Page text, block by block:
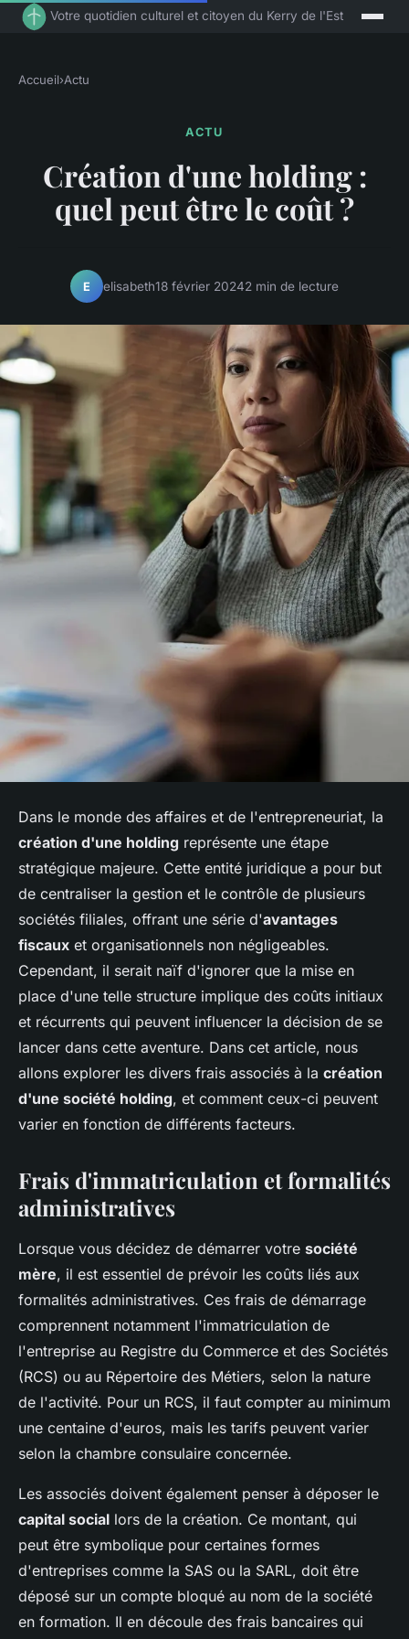
Votre quotidien culturel et citoyen du Kerry de l'Est
Accueil›Actu
ACTU
Création d'une holding :
quel peut être le coût ?
E elisabeth18 février 20242 min de lecture
Dans le monde des affaires et de l'entrepreneuriat, la
création d'une holding représente une étape
stratégique majeure. Cette entité juridique a pour but
de centraliser la gestion et le contrôle de plusieurs
sociétés filiales, offrant une série d'avantages
fiscaux et organisationnels non négligeables.
Cependant, il serait naïf d'ignorer que la mise en
place d'une telle structure implique des coûts initiaux
et récurrents qui peuvent influencer la décision de se
lancer dans cette aventure. Dans cet article, nous
allons explorer les divers frais associés à la création
d'une société holding, et comment ceux-ci peuvent
varier en fonction de différents facteurs.
Frais d'immatriculation et formalités
administratives
Lorsque vous décidez de démarrer votre société
mère, il est essentiel de prévoir les coûts liés aux
formalités administratives. Ces frais de démarrage
comprennent notamment l'immatriculation de
l'entreprise au Registre du Commerce et des Sociétés
(RCS) ou au Répertoire des Métiers, selon la nature
de l'activité. Pour un RCS, il faut compter au minimum
une centaine d'euros, mais les tarifs peuvent varier
selon la chambre consulaire concernée.
Les associés doivent également penser à déposer le
capital social lors de la création. Ce montant, qui
peut être symbolique pour certaines formes
d'entreprises comme la SAS ou la SARL, doit être
déposé sur un compte bloqué au nom de la société
en formation. Il en découle des frais bancaires qui